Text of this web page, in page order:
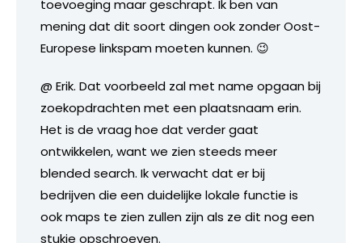
toevoeging maar geschrapt. Ik ben van
mening dat dit soort dingen ook zonder Oost-
Europese linkspam moeten kunnen. 😉
@ Erik. Dat voorbeeld zal met name opgaan bij
zoekopdrachten met een plaatsnaam erin.
Het is de vraag hoe dat verder gaat
ontwikkelen, want we zien steeds meer
blended search. Ik verwacht dat er bij
bedrijven die een duidelijke lokale functie is
ook maps te zien zullen zijn als ze dit nog een
stukje opschroeven.